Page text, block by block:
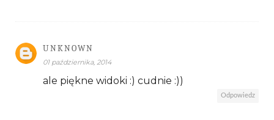
UNKNOWN
01 października, 2014
ale piękne widoki :) cudnie :))
Odpowiedz